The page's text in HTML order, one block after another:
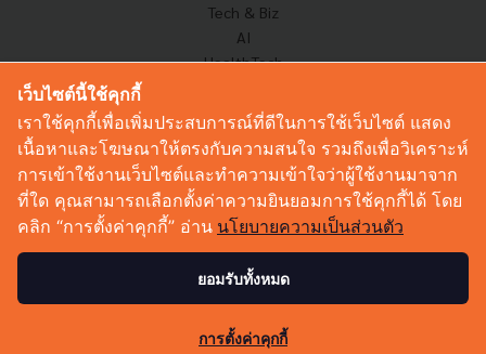
Tech & Biz
AI
HealthTech
Corp Innov
Saucy Thoughts
Based On
Sustainable
Videos
Podcast
© Copyright 2026 :Techsauce All rights reserved.
เว็บไซต์นี้ใช้คุกกี้
เราใช้คุกกี้เพื่อเพิ่มประสบการณ์ที่ดีในการใช้เว็บไซต์ แสดง
เนื้อหาและโฆษณาให้ตรงกับความสนใจ รวมถึงเพื่อวิเคราะห์
การเข้าใช้งานเว็บไซต์และทำความเข้าใจว่าผู้ใช้งานมาจาก
ที่ใด คุณสามารถเลือกตั้งค่าความยินยอมการใช้คุกกี้ได้ โดย
คลิก “การตั้งค่าคุกกี้” อ่าน นโยบายความเป็นส่วนตัว
ยอมรับทั้งหมด
การตั้งค่าคุกกี้